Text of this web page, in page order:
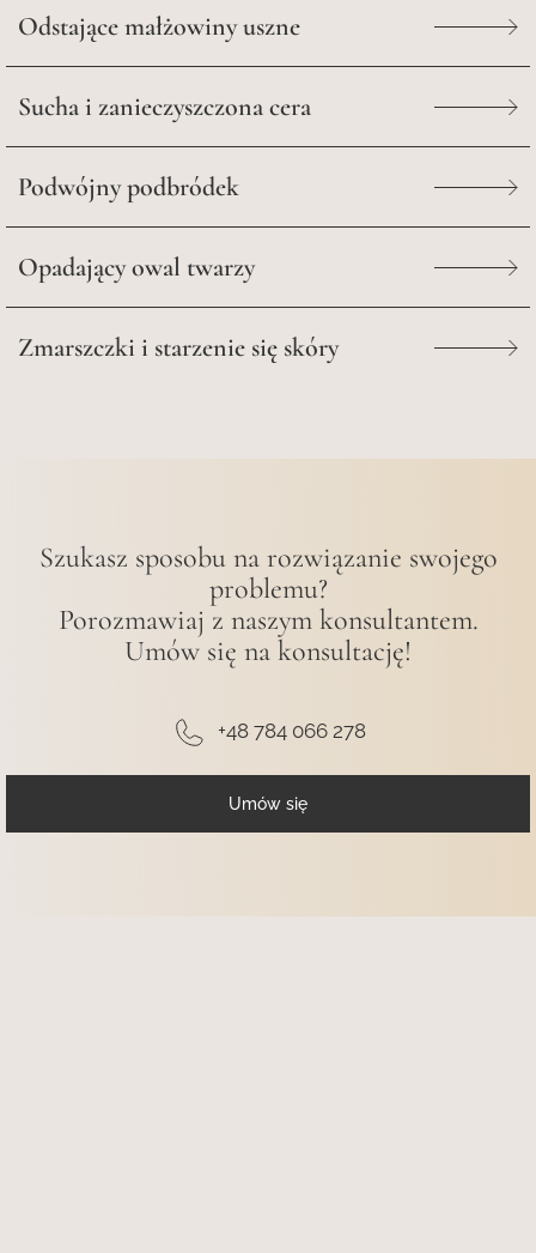
Odstające małżowiny uszne
Sucha i zanieczyszczona cera
Podwójny podbródek
Opadający owal twarzy
Zmarszczki i starzenie się skóry
Szukasz sposobu na rozwiązanie swojego
problemu?
Porozmawiaj z naszym konsultantem.
Umów się na konsultację!
+48 784 066 278
Umów się